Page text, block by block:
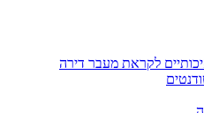
לקראת מעבר דירה